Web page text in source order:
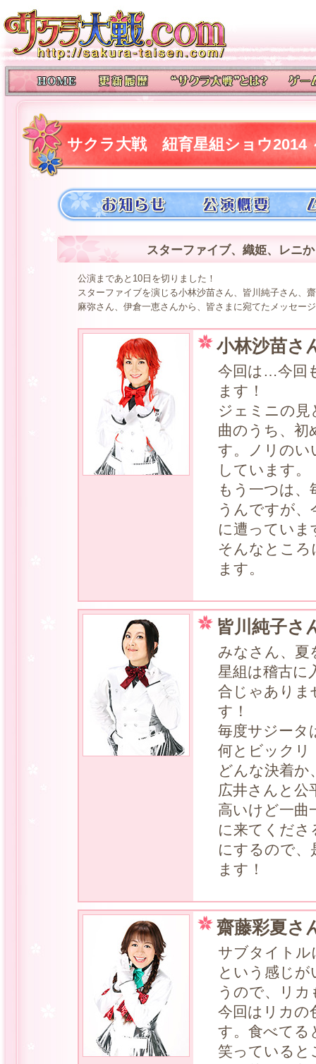
サクラ大戦 紐育星組ショウ2014
スターファイブ、織姫、レニ
公演まであと10日を切りました！
スターファイブを演じる小林沙苗さん、皆川純子さん、
麻弥さん、伊倉一恵さんから、皆さまに宛てたメッセー
小林沙苗さ
今回は…今回
ます！
ジェミニの見
曲のうち、初
す。ノリのい
しています。
もう一つは
うんですが
に遭ってい
そんなところ
ます。
皆川純子さ
みなさん、夏
星組は稽古に
合じゃありま
す！
毎度サジータ
何とビック
どんな決着か
広井さんと公
高いけど一曲
に来てくださ
にするので
ます！
齋藤彩夏さ
サブタイトル
という感じ
うので、リ
今回はリカの
す。食べてる
笑っていると